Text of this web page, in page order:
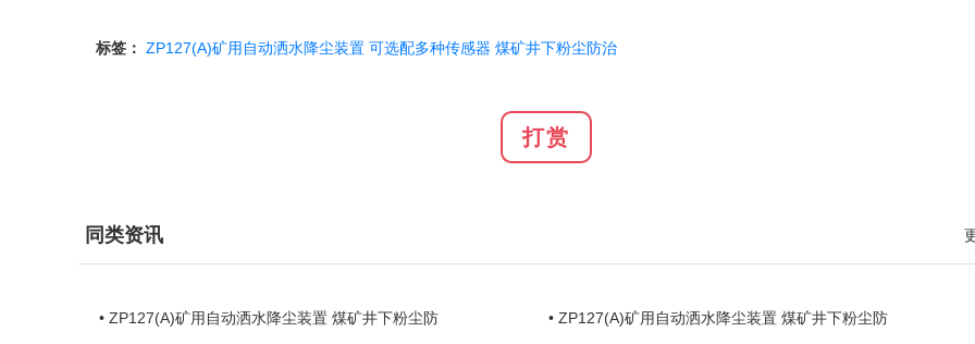
标签： ZP127(A)矿用自动洒水降尘装置 可选配多种传感器 煤矿井下粉尘防治
打赏
同类资讯
• ZP127(A)矿用自动洒水降尘装置 煤矿井下粉尘防 • ZP127(A)矿用自动洒水降尘装置 煤矿井下粉尘防